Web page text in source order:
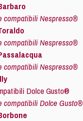
compatibili Nespresso®
compatibili Nespresso®
compatibili Nespresso®
Dolce Gusto®
compatibili Dolce Gusto®